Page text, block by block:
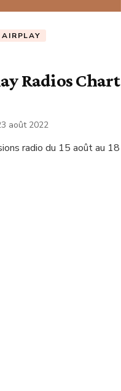
AIRPLAY
Radios Chart
août 2022
radio du 15 août au 18